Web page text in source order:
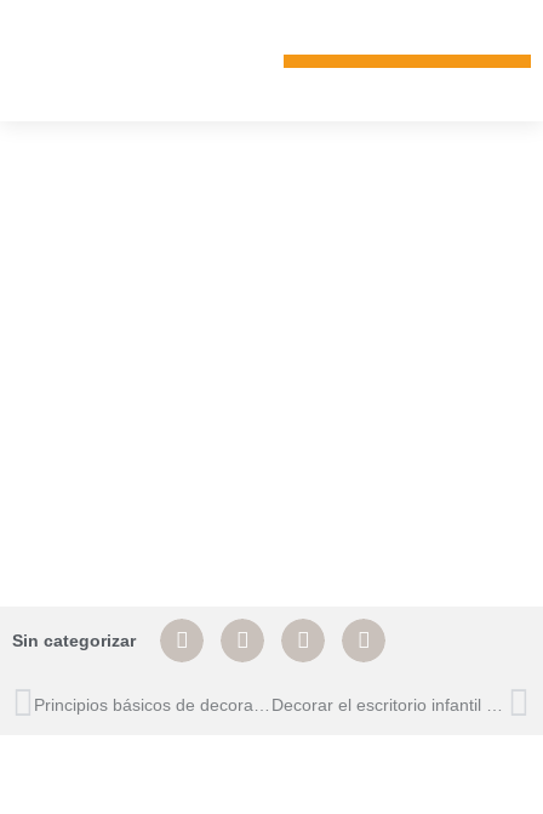
Sin categorizar